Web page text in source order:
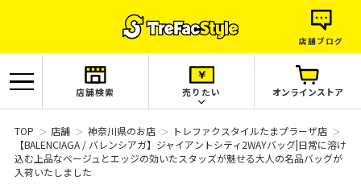
店舗ブログ
店舗検索 売りたい オンラインストア
TOP 店舗 神奈川県のお店
トレファクスタイルたまプラーザ店
【BALENCIAGA / バレンシアガ】ジャイアントシティ2WAYバッグ|日常に溶け
込む上品なベージュとエッジの効いたスタッズが魅せる大人の名品バッグが
入荷いたしました